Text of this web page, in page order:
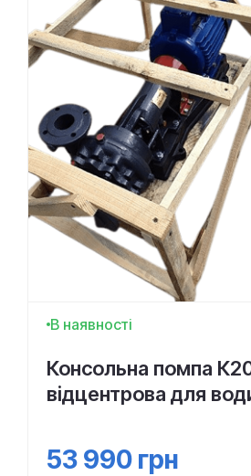
В наявності
Консольна помпа
відцентрова для
53 990 грн